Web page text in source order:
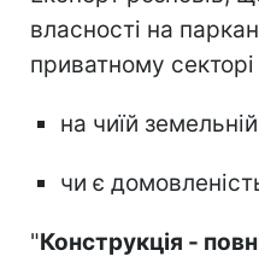
власності на
приватному
на чиїй
чи є
"Конструкція -